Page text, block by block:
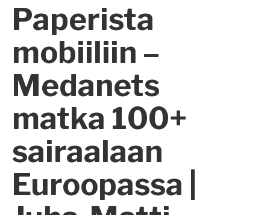
Paperista
mobiiliin –
Medanets
matka 100+
sairaalaan
Euroopassa |